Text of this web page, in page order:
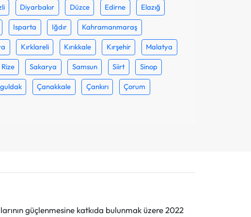
Diyarbakır Düzce Edirne Elazığ
Isparta Iğdır Kahramanmaraş
Kırklareli Kırıkkale Kırşehir Malatya
Rize Sakarya Samsun Siirt Sinop
Çanakkale Çankırı Çorum
güçlenmesine katkıda bulunmak üzere 2022